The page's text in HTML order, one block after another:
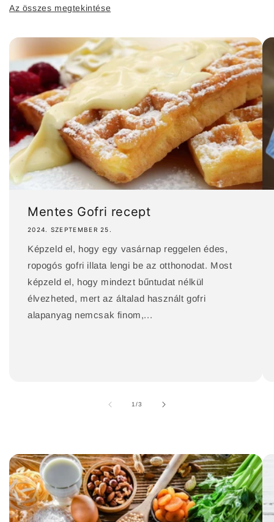
Az összes megtekintése
Mentes Gofri recept
2024. SZEPTEMBER 25.
Képzeld el, hogy egy vasárnap reggelen édes,
ropogós gofri illata lengi be az otthonodat. Most
képzeld el, hogy mindezt bűntudat nélkül
élvezheted, mert az általad használt gofri
alapanyag nemcsak finom,...
1//3